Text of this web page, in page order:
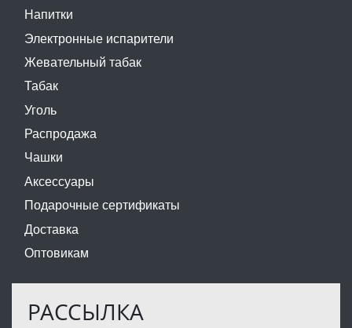
Напитки
Электронные испарители
Жевательный табак
Табак
Уголь
Распродажа
Чашки
Аксессуары
Подарочные сертификаты
Доставка
Оптовикам
РАССЫЛКА